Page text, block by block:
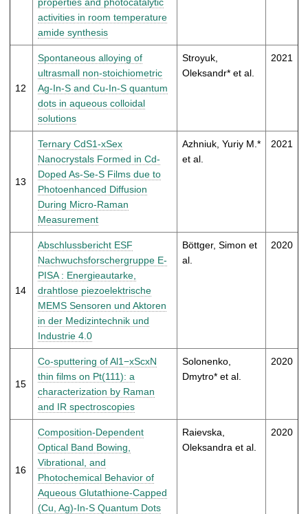
activities in room temperature
amide synthesis
12
Spontaneous alloying of
ultrasmall non-stoichiometric
Ag-In-S and Cu-In-S quantum
dots in aqueous colloidal
solutions
Stroyuk,
Oleksandr* et al.
2021
13
Ternary CdS1-xSex
Nanocrystals Formed in Cd-
Doped As-Se-S Films due to
Photoenhanced Diffusion
During Micro-Raman
Measurement
Azhniuk, Yuriy M.*
et al.
2021
14
Abschlussbericht ESF
Nachwuchsforschergruppe E-
PISA : Energieautarke,
drahtlose piezoelektrische
MEMS Sensoren und Aktoren
in der Medizintechnik und
Industrie 4.0
Böttger, Simon et
al.
2020
15
Co-sputtering of Al1−xScxN
thin films on Pt(111): a
characterization by Raman
and IR spectroscopies
Solonenko,
Dmytro* et al.
2020
16
Composition-Dependent
Optical Band Bowing,
Vibrational, and
Photochemical Behavior of
Aqueous Glutathione-Capped
(Cu, Ag)-In-S Quantum Dots
Raievska,
Oleksandra et al.
2020